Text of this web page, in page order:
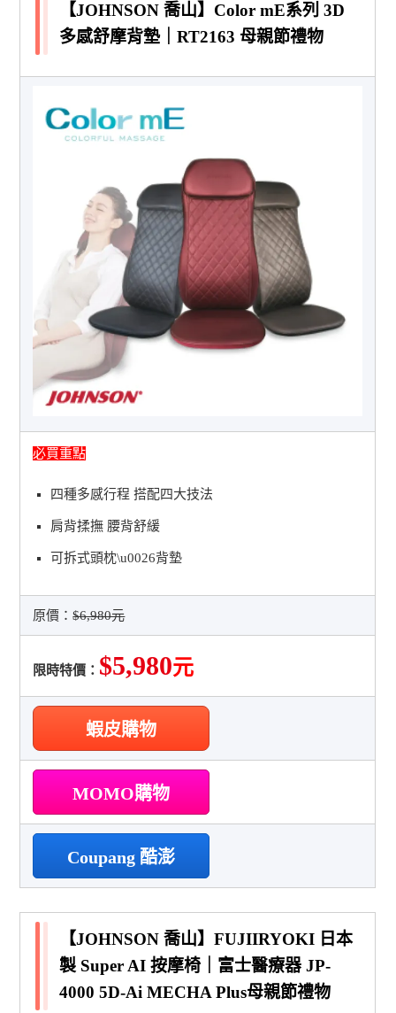
【JOHNSON 喬山】Color mE系列 3D
多感舒摩背墊｜RT2163 母親節禮物
必買重點
四種多感行程 搭配四大技法
肩背揉撫 腰背舒緩
可拆式頭枕\u0026背墊
原價：$6,980元
限時特價： $5,980元
蝦皮購物
MOMO購物
Coupang 酷澎
【JOHNSON 喬山】FUJIIRYOKI 日本
製 Super AI 按摩椅｜富士醫療器 JP-
4000 5D-Ai MECHA Plus母親節禮物